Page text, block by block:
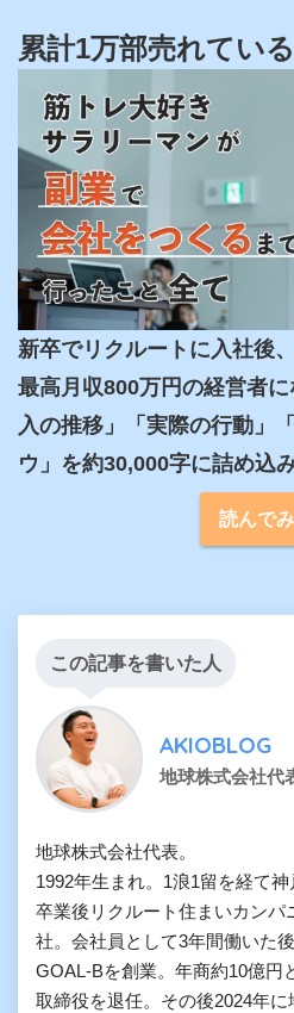
累計1万部売れてい
新卒でリクルートに入社後
最高月収800万円の経営者
入の推移」「実際の行動」
ウ」を約30,000字に詰め込
読んで
この記事を書いた人
AKIOBLOG
地球株式会社代
地球株式会社代表。
1992年生まれ。1浪1留を経て
卒業後リクルート住まいカンパ
社。会社員として3年間働いた
GOAL-Bを創業。年商約10億円
取締役を退任。その後2024年